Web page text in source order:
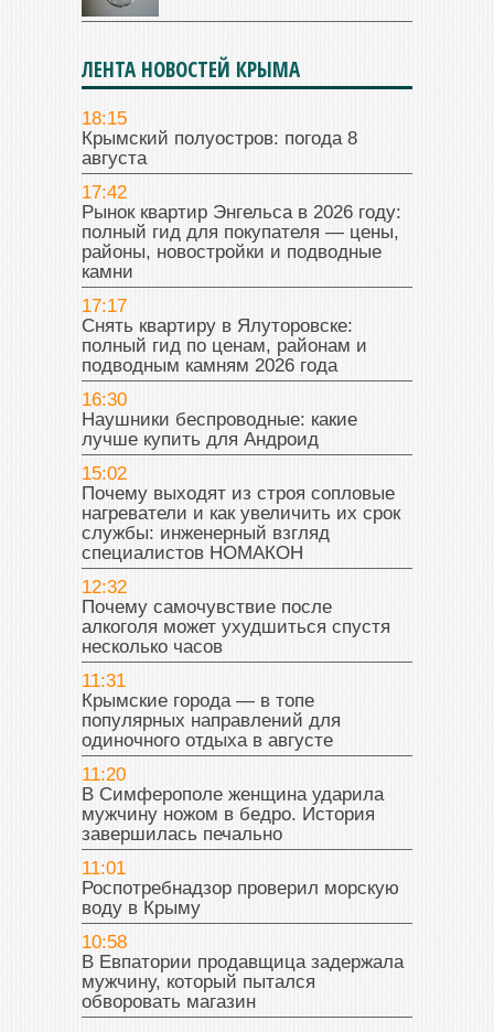
ЛЕНТА НОВОСТЕЙ КРЫМА
18:15
Крымский полуостров: погода 8
августа
17:42
Рынок квартир Энгельса в 2026 году:
полный гид для покупателя — цены,
районы, новостройки и подводные
камни
17:17
Снять квартиру в Ялуторовске:
полный гид по ценам, районам и
подводным камням 2026 года
16:30
Наушники беспроводные: какие
лучше купить для Андроид
15:02
Почему выходят из строя сопловые
нагреватели и как увеличить их срок
службы: инженерный взгляд
специалистов НОМАКОН
12:32
Почему самочувствие после
алкоголя может ухудшиться спустя
несколько часов
11:31
Крымские города — в топе
популярных направлений для
одиночного отдыха в августе
11:20
В Симферополе женщина ударила
мужчину ножом в бедро. История
завершилась печально
11:01
Роспотребнадзор проверил морскую
воду в Крыму
10:58
В Евпатории продавщица задержала
мужчину, который пытался
обворовать магазин